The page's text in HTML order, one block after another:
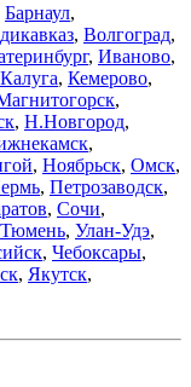
Барнаул,
, Волгоград,
, Иваново,
Калуга, Кемерово,
,
, Н.Новгород,
,
, Ноябрьск, Омск,
, Петрозаводск,
, Сочи,
Тюмень, Улан-Удэ,
, Чебоксары,
, Якутск,